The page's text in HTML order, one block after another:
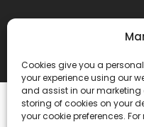
版權所有
Cookies give you a
your experience using our
and assist in our marketing
storing of cookies on your
your cookie preferences.